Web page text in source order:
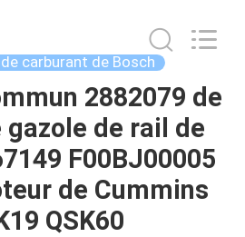
carburant de Bosch
2882079 de
de rail de
F00BJ00005
de Cummins
QSK60